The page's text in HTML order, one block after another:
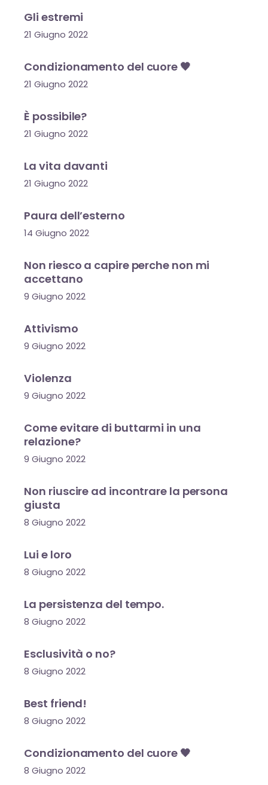
Gli estremi
21 Giugno 2022
Condizionamento del cuore 🖤
21 Giugno 2022
È possibile?
21 Giugno 2022
La vita davanti
21 Giugno 2022
Paura dell’esterno
14 Giugno 2022
Non riesco a capire perche non mi
accettano
9 Giugno 2022
Attivismo
9 Giugno 2022
Violenza
9 Giugno 2022
Come evitare di buttarmi in una
relazione?
9 Giugno 2022
Non riuscire ad incontrare la persona
giusta
8 Giugno 2022
Lui e loro
8 Giugno 2022
La persistenza del tempo.
8 Giugno 2022
Esclusività o no?
8 Giugno 2022
Best friend!
8 Giugno 2022
Condizionamento del cuore 🖤
8 Giugno 2022